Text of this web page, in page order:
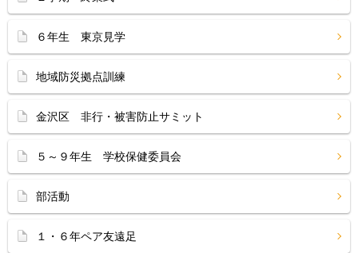
６年生 東京見学
地域防災拠点訓練
金沢区 非行・被害防止サミット
５～９年生 学校保健委員会
部活動
１・６年ペア友遠足